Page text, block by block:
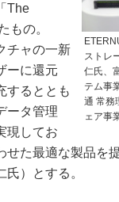
ストレ
仁氏、
テム事
通 常務
ェア事
The
もの。
チャの一新
ーに還元
するととも
ータ管理
現してお
せた最適な製品を
）とする。